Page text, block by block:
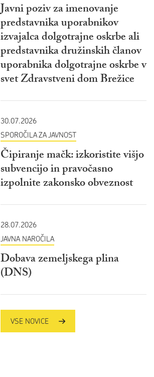
Javni poziv za imenovanje
predstavnika uporabnikov
izvajalca dolgotrajne oskrbe ali
predstavnika družinskih članov
uporabnika dolgotrajne oskrbe v
svet Zdravstveni dom Brežice
30.07.2026
SPOROČILA ZA JAVNOST
Čipiranje mačk: izkoristite višjo
subvencijo in pravočasno
izpolnite zakonsko obveznost
28.07.2026
JAVNA NAROČILA
Dobava zemeljskega plina
(DNS)
VSE NOVICE